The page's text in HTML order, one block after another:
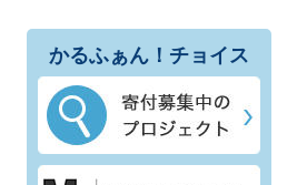
かるふぁん！チョイス